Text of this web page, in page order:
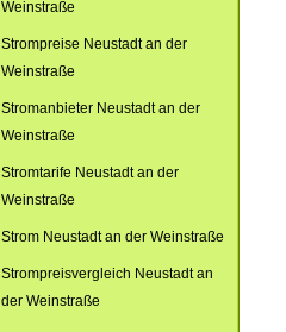
Weinstraße
Strompreise Neustadt an der
Weinstraße
Stromanbieter Neustadt an der
Weinstraße
Stromtarife Neustadt an der
Weinstraße
Strom Neustadt an der Weinstraße
Strompreisvergleich Neustadt an
der Weinstraße